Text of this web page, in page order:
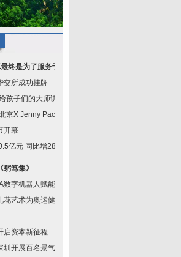
终是为了服务于人
交所成功挂牌
孩子们的大师讲
京X Jenny Pac
开幕
亿元 同比增28.
笃集》
字机器人赋能企
艺术为奥运健儿
启资本新征程
开展百名景气企